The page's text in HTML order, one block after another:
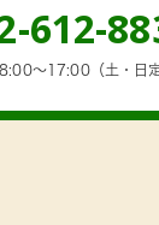
612-
8:00～17:00（土・日定